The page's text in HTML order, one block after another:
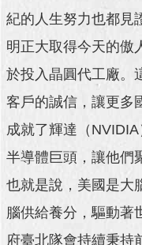
台
通
情
系
統
民
參
與
專
紀的人生努力也都見
明正大取得今天的傲
於投入晶圓代工廠。
客戶的誠信，讓更多
成就了輝達（
半導體巨頭，讓他們
也就是說，美國是大
腦供給養分，驅動著
府臺北隊會持續秉持